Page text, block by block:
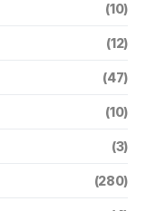
(10)
(12)
(47)
(10)
(3)
(280)